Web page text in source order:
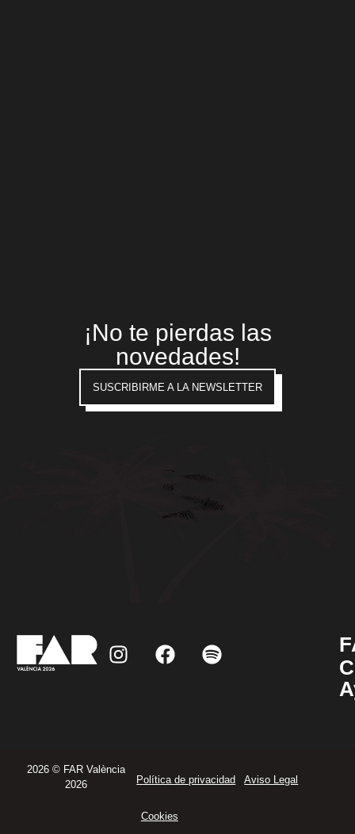
¡No te pierdas las
novedades!
SUSCRIBIRME A LA NEWSLETTER
2026 © FAR València
2026
Política de privacidad Aviso Legal
Cookies